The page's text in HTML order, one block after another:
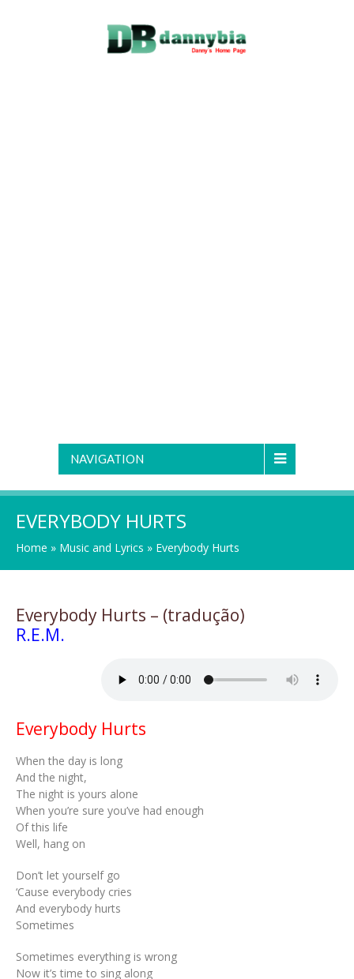
NAVIGATION
EVERYBODY HURTS
Home » Music and Lyrics » Everybody Hurts
Everybody Hurts – (tradução)
R.E.M.
Everybody Hurts
When the day is long
And the night,
The night is yours alone
When you’re sure you’ve had enough
Of this life
Well, hang on
Don’t let yourself go
‘Cause everybody cries
And everybody hurts
Sometimes
Sometimes everything is wrong
Now it’s time to sing along